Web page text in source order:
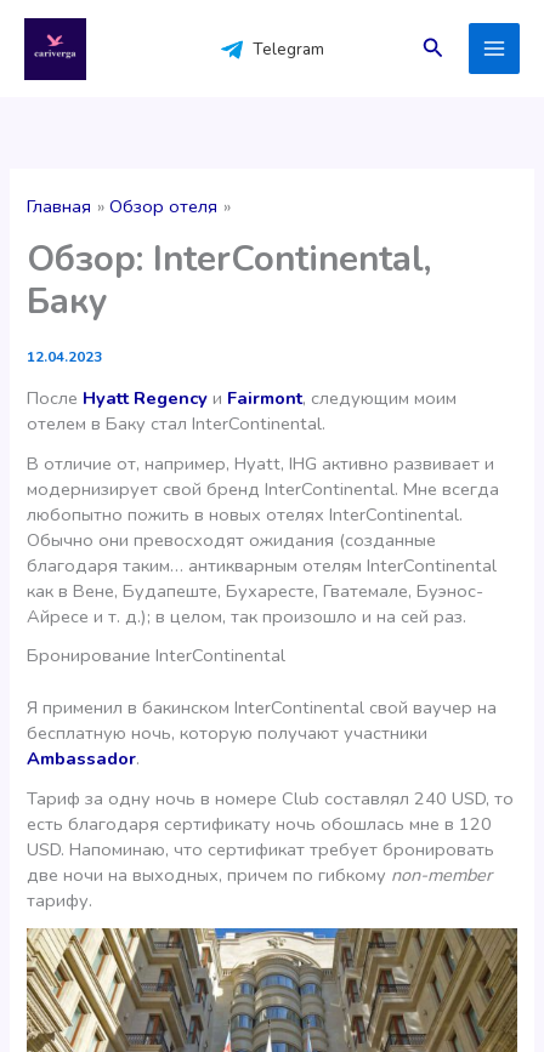
содержимому
Telegram Поиск
Главная Обзор отеля
Обзор: InterContinental,
Баку
12.04.2023
После Hyatt Regency и Fairmont, следующим моим
отелем в Баку стал InterContinental.
В отличие от, например, Hyatt, IHG активно развивает и
модернизирует свой бренд InterContinental. Мне всегда
любопытно пожить в новых отелях InterContinental.
Обычно они превосходят ожидания (созданные
благодаря таким… антикварным отелям InterContinental
как в Вене, Будапеште, Бухаресте, Гватемале, Буэнос-
Айресе и т. д.); в целом, так произошло и на сей раз.
Бронирование InterContinental
Я применил в бакинском InterContinental свой ваучер на
бесплатную ночь, которую получают участники
Ambassador.
Тариф за одну ночь в номере Club составлял 240 USD, то
есть благодаря сертификату ночь обошлась мне в 120
USD. Напоминаю, что сертификат требует бронировать
две ночи на выходных, причем по гибкому non-member
тарифу.